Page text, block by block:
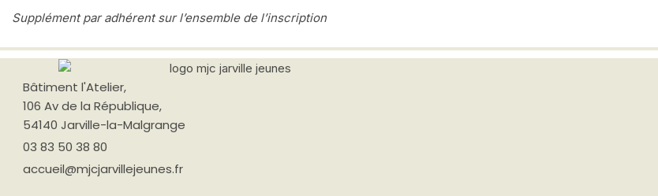
Supplément par adhérent sur l’ensemble de l’inscription
Bâtiment l'Atelier,
106 Av de la République,
54140 Jarville-la-Malgrange
03 83 50 38 80
accueil@mjcjarvillejeunes.fr